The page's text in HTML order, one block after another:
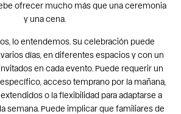
ofrecer mucho más que una ceremonia
y una cena.
lo entendemos. Su celebración puede
días, en diferentes espacios y con un
en cada evento. Puede requerir un
acceso temprano por la mañana,
o la flexibilidad para adaptarse a
semana. Puede implicar que familiares de